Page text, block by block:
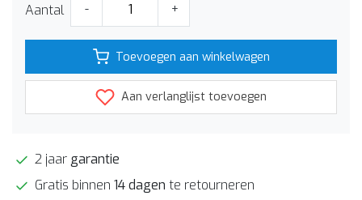
Aantal - +
Toevoegen aan winkelwagen
Aan verlanglijst toevoegen
2 jaar garantie
Gratis binnen 14 dagen te retourneren